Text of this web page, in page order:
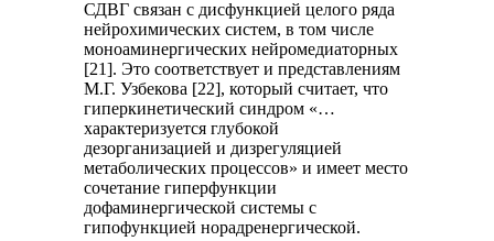
СДВГ связан с дисфункцией целого ряда
нейрохимических систем, в том числе
моноаминергических нейромедиаторных
[21]. Это соответствует и представлениям
М.Г. Узбекова [22], который считает, что
гиперкинетический синдром «…
характеризуется глубокой
дезорганизацией и дизрегуляцией
метаболических процессов» и имеет место
сочетание гиперфункции
дофаминергической системы с
гипофункцией норадренергической.